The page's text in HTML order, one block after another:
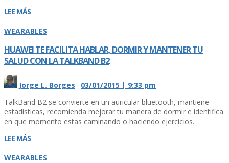
LEE MÁS
WEARABLES
HUAWEI TE FACILITA HABLAR, DORMIR Y MANTENER TU
SALUD CON LA TALKBAND B2
Jorge L. Borges · 03/01/2015 | 9:33 pm
TalkBand B2 se convierte en un auricular bluetooth, mantiene
estadí­sticas, recomienda mejorar tu manera de dormir e identifica
en que momento estas caminando o haciendo ejercicios.
LEE MÁS
WEARABLES